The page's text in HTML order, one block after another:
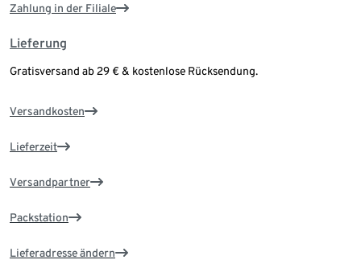
Zahlung in der Filiale
Lieferung
Gratisversand ab 29 € & kostenlose Rücksendung.
Versandkosten
Lieferzeit
Versandpartner
Packstation
Lieferadresse ändern